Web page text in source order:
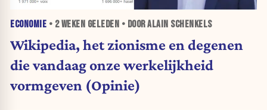
ECONOMIE • 2 WEKEN GELEDEN • DOOR ALAIN SCHENKELS
Wikipedia, het zionisme en degenen
die vandaag onze werkelijkheid
vormgeven (Opinie)